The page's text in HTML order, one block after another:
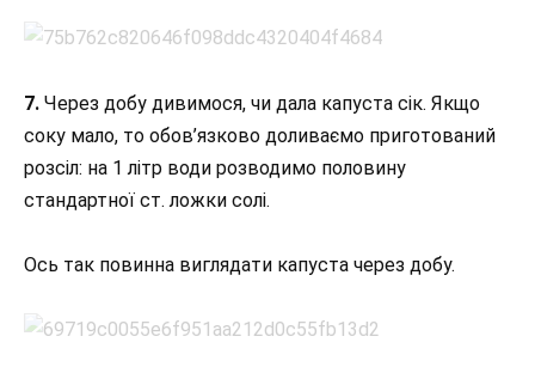
7. Через добу дивимося, чи дала капуста сік. Якщо
соку мало, то обов’язково доливаємо приготований
розсіл: на 1 літр води розводимо половину
стандартної ст. ложки солі.
Ось так повинна виглядати капуста через добу.